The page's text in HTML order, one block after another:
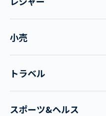
小売
トラベル
スポーツ&ヘルス